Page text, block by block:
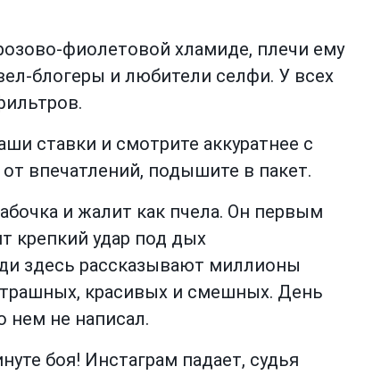
фиолетовой хламиде, плечи ему
блогеры и любители селфи. У всех
ставки и смотрите аккуратнее с
впечатлений, подышите в пакет.
и жалит как пчела. Он первым
крепкий удар под дых
здесь рассказывают миллионы
красивых и смешных. День
нем не написал.
боя! Инстаграм падает, судья